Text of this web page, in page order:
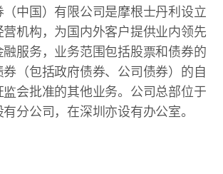
中国）有限公司是摩根士丹利设立
机构，为国内外客户提供业内领先
服务，业务范围包括股票和债券的
（包括政府债券、公司债券）的自
会批准的其他业务。公司总部位于
分公司，在深圳亦设有办公室。